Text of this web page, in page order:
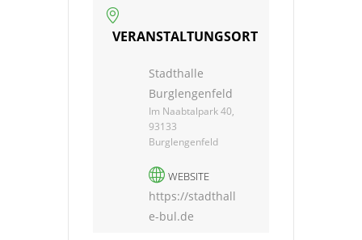
VERANSTALTUNGSORT
Stadthalle
Burglengenfeld
Im Naabtalpark 40,
93133
Burglengenfeld
WEBSITE
https://stadthall
e-bul.de